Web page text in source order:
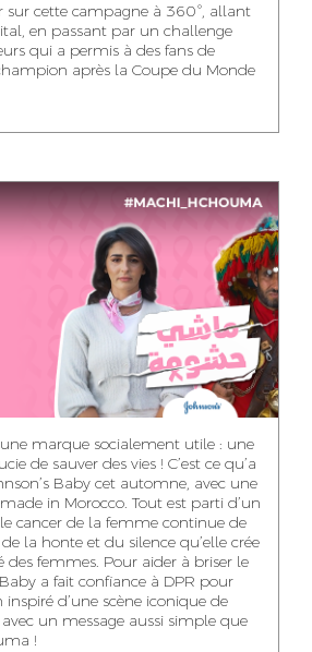
AHMED
WISSAL KHALIFI
INFLUENCE
MANAGER
ILYASS EL ADANI
ART DIRECTOR
MAHA SAKOUT
HEAD OF SOCIAL &
CONTENT
AYOUB HAMMOUDI
MOTION DESIGNER
SAWSANE LAHBIBI
PRODUCTION
DIRECTOR
BENNANI
MANAGER
NOUR-ELHOUDA
YOUBI IDRISSI
PROJECT
MANAGER
sur cette campagne à 360°, allant
en passant par un challenge
qui a permis à des fans de
après la Coupe du Monde
marque socialement utile : une
de sauver des vies ! C’est ce qu’a
Baby cet automne, avec une
in Morocco. Tout est parti d’un
cancer de la femme continue de
de la honte et du silence qu’elle crée
des femmes. Pour aider à briser le
a fait confiance à DPR pour
d’une scène iconique de
un message aussi simple que
!